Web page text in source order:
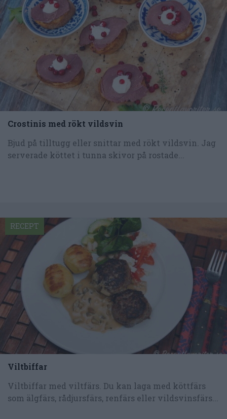
Crostinis med rökt vildsvin
Bjud på tilltugg eller snittar med rökt vildsvin. Jag
serverade köttet i tunna skivor på rostade...
Viltbiffar
Viltbiffar med viltfärs. Du kan laga med köttfärs
som älgfärs, rådjursfärs, renfärs eller vildsvinsfärs...
RECEPT